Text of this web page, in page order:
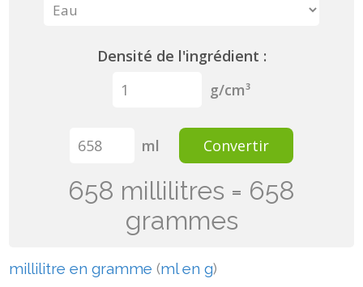
Densité de l'ingrédient :
g/cm³
ml Convertir
658 millilitres = 658
grammes
millilitre en gramme (ml en g)